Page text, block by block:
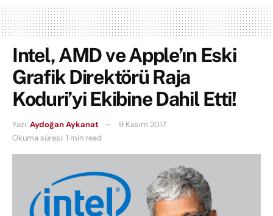
Intel, AMD ve Apple’ın Eski
Grafik Direktörü Raja
Koduri’yi Ekibine Dahil Etti!
Yazı: Aydoğan Aykanat
9 Kasım 2017
Okuma süresi: 1 min read